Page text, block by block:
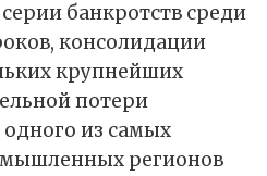
банкротств среди
консолидации
крупнейших
потери
из самых
регионов